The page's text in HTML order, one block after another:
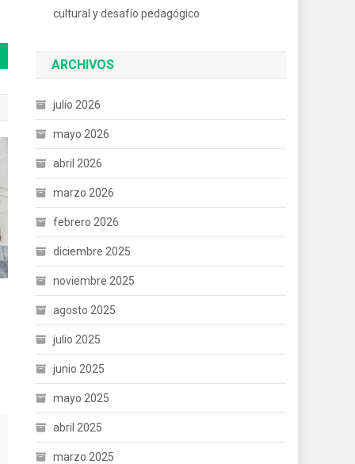
cultural y desafío pedagógico
ARCHIVOS
julio 2026
mayo 2026
abril 2026
marzo 2026
febrero 2026
diciembre 2025
noviembre 2025
agosto 2025
julio 2025
junio 2025
mayo 2025
abril 2025
marzo 2025